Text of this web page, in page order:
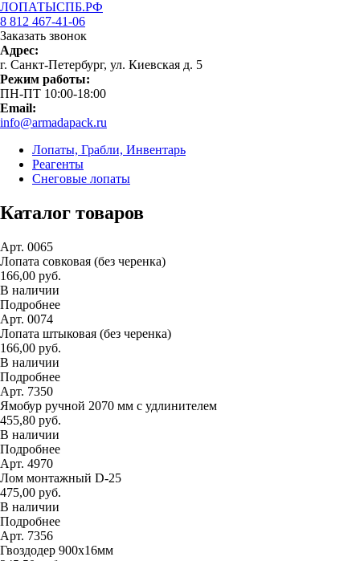
ЛОПАТЫСПБ.РФ
8 812 467-41-06
Заказать звонок
Адрес:
г. Санкт-Петербург, ул. Киевская д. 5
Режим работы:
ПН-ПТ 10:00-18:00
Email:
info@armadapack.ru
Лопаты, Грабли, Инвентарь
Реагенты
Снеговые лопаты
Каталог товаров
Арт. 0065
Лопата совковая (без черенка)
166,00 руб.
В наличии
Подробнее
Арт. 0074
Лопата штыковая (без черенка)
166,00 руб.
В наличии
Подробнее
Арт. 7350
Ямобур ручной 2070 мм с удлинителем
455,80 руб.
В наличии
Подробнее
Арт. 4970
Лом монтажный D-25
475,00 руб.
В наличии
Подробнее
Арт. 7356
Гвоздодер 900х16мм